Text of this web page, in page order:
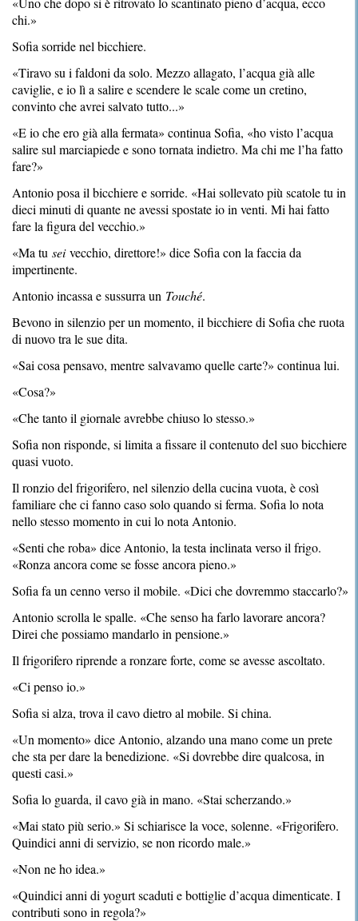
chi.»
Sofia sorride nel bicchiere.
«Tiravo su i faldoni da solo. Mezzo allagato, l’acqua già alle
caviglie, e io lì a salire e scendere le scale come un cretino,
convinto che avrei salvato tutto...»
«E io che ero già alla fermata» continua Sofia, «ho visto l’acqua
salire sul marciapiede e sono tornata indietro. Ma chi me l’ha fatto
fare?»
Antonio posa il bicchiere e sorride. «Hai sollevato più scatole tu in
dieci minuti di quante ne avessi spostate io in venti. Mi hai fatto
fare la figura del vecchio.»
«Ma tu seivecchio, direttore!» dice Sofia con la faccia da
impertinente.
Antonio incassa e sussurra un Touché.
Bevono in silenzio per un momento, il bicchiere di Sofia che ruota
di nuovo tra le sue dita.
«Sai cosa pensavo, mentre salvavamo quelle carte?» continua lui.
«Cosa?»
«Che tanto il giornale avrebbe chiuso lo stesso.»
Sofia non risponde, si limita a fissare il contenuto del suo bicchiere
quasi vuoto.
Il ronzio del frigorifero, nel silenzio della cucina vuota, è così
familiare che ci fanno caso solo quando si ferma. Sofia lo nota
nello stesso momento in cui lo nota Antonio.
«Senti che roba» dice Antonio, la testa inclinata verso il frigo.
«Ronza ancora come se fosse ancora pieno.»
Sofia fa un cenno verso il mobile. «Dici che dovremmo staccarlo?»
Antonio scrolla le spalle. «Che senso ha farlo lavorare ancora?
Direi che possiamo mandarlo in pensione.»
Il frigorifero riprende a ronzare forte, come se avesse ascoltato.
«Ci penso io.»
Sofia si alza, trova il cavo dietro al mobile. Si china.
«Un momento» dice Antonio, alzando una mano come un prete
che sta per dare la benedizione. «Si dovrebbe dire qualcosa, in
questi casi.»
Sofia lo guarda, il cavo già in mano. «Stai scherzando.»
«Mai stato più serio.» Si schiarisce la voce, solenne. «Frigorifero.
Quindici anni di servizio, se non ricordo male.»
«Non ne ho idea.»
«Quindici anni di yogurt scaduti e bottiglie d’acqua dimenticate. I
contributi sono in regola?»